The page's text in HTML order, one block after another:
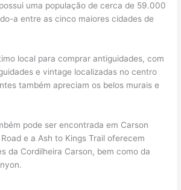
uma população de cerca de 59.000
a entre as cinco maiores cidades de
local para comprar antiguidades, com
e vintage localizadas no centro
também apreciam os belos murais e
pode ser encontrada em Carson
e a Ash to Kings Trail oferecem
da Cordilheira Carson, bem como da